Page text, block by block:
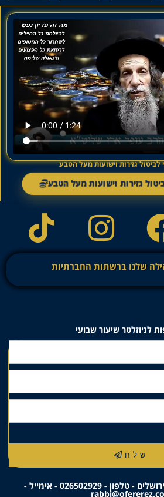
לביטול גזירות וישועות מעל הטבע
גזירות וישועות מעל הטבע
שלנו ברשתות החברתיות
לניוזלטר שיעור שבועי
שלח
כתובת מדבר סיני 59 ירושלים - טלפון - 026502929 - אימייל -